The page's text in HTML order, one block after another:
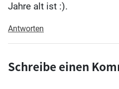
Jahre alt ist :).
Antworten
Schreibe einen